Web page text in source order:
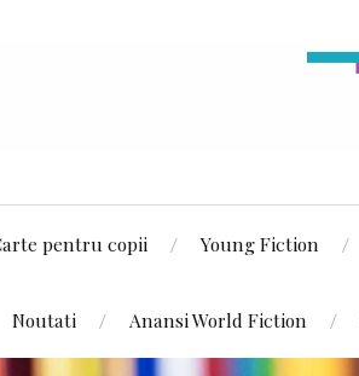
pentru copii Young Fiction
Noutati Anansi World Fiction